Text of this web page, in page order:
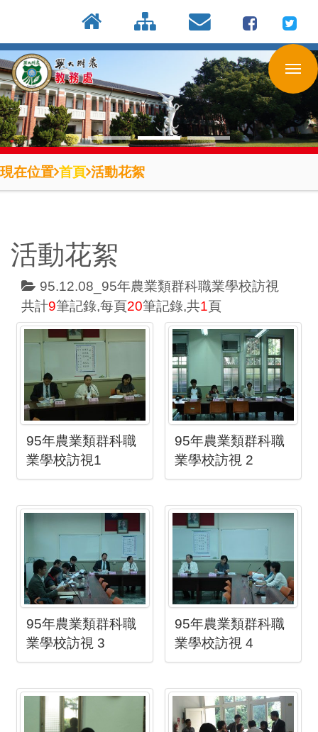
到
主
要
內
容
區
現在位置 首頁 活動花絮
活動花絮
95.12.08_95年農業類群科職業學校訪視
共計9筆記錄,每頁20筆記錄,共1頁
95年農業類群科職
業學校訪視1
95年農業類群科職
業學校訪視 2
95年農業類群科職
業學校訪視 3
95年農業類群科職
業學校訪視 4